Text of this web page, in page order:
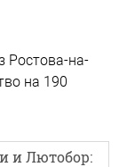
Ростова-на-
на 190
и Лютобор: